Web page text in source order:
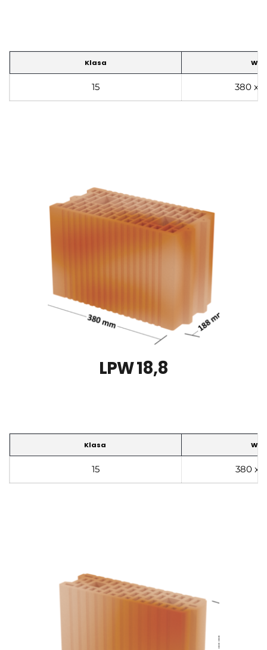
Klasa
15 380 x
LPW 18,8
Klasa
15 380 x